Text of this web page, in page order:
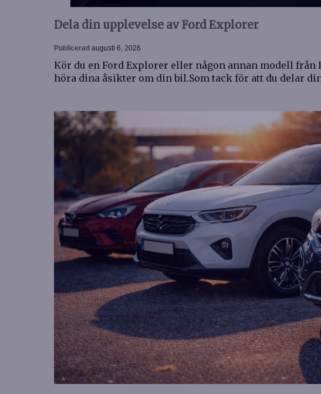
Dela din upplevelse av Ford Explorer
Publicerad augusti 6, 2026
Kör du en Ford Explorer eller någon annan modell från
höra dina åsikter om din bil.Som tack för att du delar